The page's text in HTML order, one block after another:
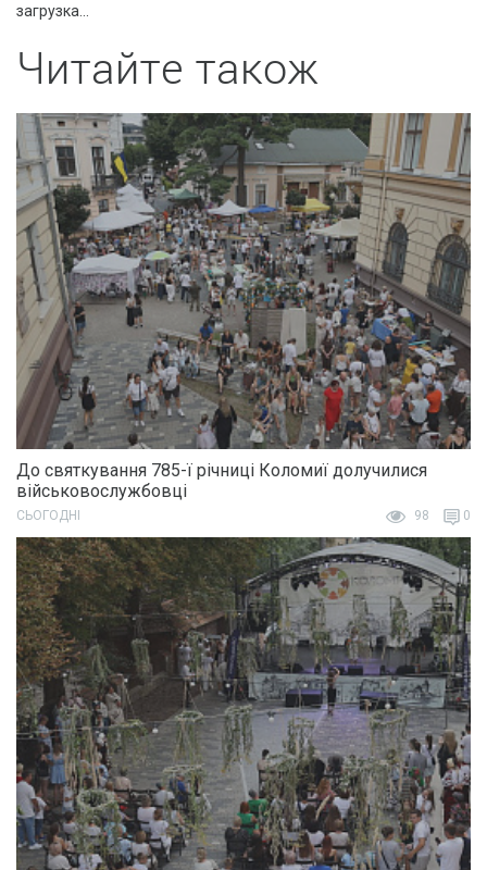
загрузка...
Читайте також
До святкування 785-ї річниці Коломиї долучилися
військовослужбовці
СЬОГОДНІ 98 0